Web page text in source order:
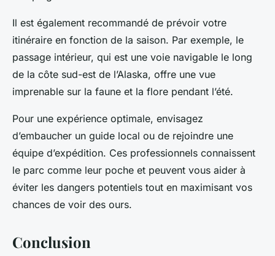
Il est également recommandé de prévoir votre
itinéraire en fonction de la saison. Par exemple, le
passage intérieur, qui est une voie navigable le long
de la côte sud-est de l’Alaska, offre une vue
imprenable sur la faune et la flore pendant l’été.
Pour une expérience optimale, envisagez
d’embaucher un guide local ou de rejoindre une
équipe d’expédition. Ces professionnels connaissent
le parc comme leur poche et peuvent vous aider à
éviter les dangers potentiels tout en maximisant vos
chances de voir des ours.
Conclusion